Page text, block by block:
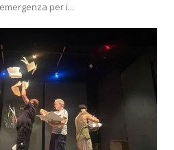
per i...